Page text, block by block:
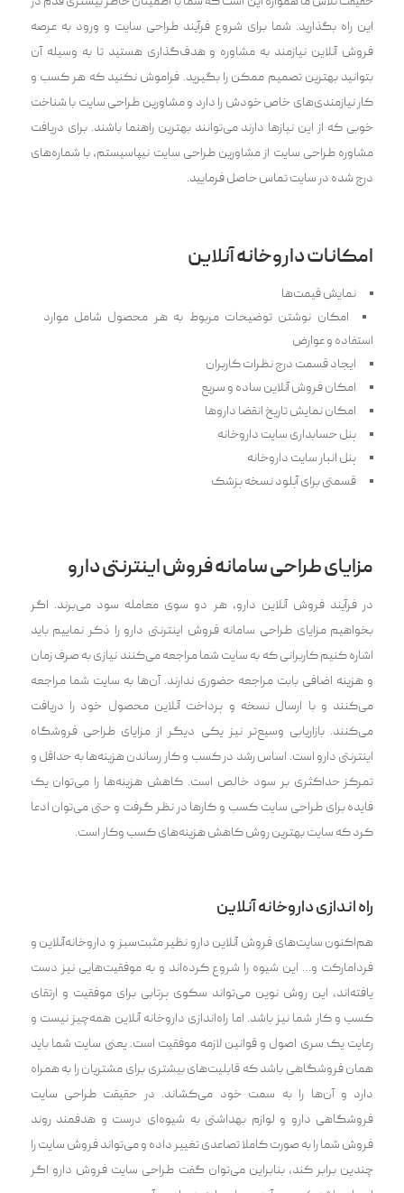
این راه بگذارید. ‌شما برای شروع فرآیند طراحی ‌سایت و ورود به عرصه
فروش آنلاین نیازمند به مشاوره و هدف‌گذاری هستید تا به وسیله آن
بتوانید بهترین تصمیم ممکن را بگیرید. فراموش نکنید که هر کسب و
کار نیازمندی‌های خاص خودش را دارد و مشاورین طراحی سایت با شناخت
خوبی که از این نیاز‌ها دارند می‌توانند بهترین راهنما باشند. برای دریافت
مشاوره طراحی سایت از مشاورین طراحی سایت نیپاسیستم، با شماره‌های
درج شده در سایت تماس حاصل فرمایید.
امکانات داروخانه آنلاین
نمایش قیمت‌ها
امکان نوشتن توضیحات مربوط به هر محصول شامل موارد
استفاده و عوارض
ایجاد قسمت درج نظرات کاربران
امکان فروش آنلاین ساده و سریع
امکان نمایش تاریخ انقضا‌ داروها
پنل حسابداری سایت داروخانه
پنل انبار سایت داروخانه
قسمتی برای آپلود نسخه‌ پزشک
مزایای طراحی سامانه فروش اینترنتی دارو
در فرآیند فروش آنلاین دارو، هر دو سوی معامله سود می‌برند. اگر
بخواهیم مزایای طراحی سامانه فروش اینترنتی دارو را ذکر نماییم باید
اشاره کنیم کاربرانی که به سایت شما مراجعه می‌کنند نیازی به صرف زمان
و هزینه اضافی بابت مراجعه حضوری ندارند. ‌آن‌ها به سایت شما مراجعه
می‌کنند و با ارسال نسخه و پرداخت آنلاین محصول خود را دریافت
می‌کنند. بازاریابی وسیع‌تر نیز ‌یکی دیگر از مزایای طراحی فروشگاه
اینترنتی دارو است. ‌اساس رشد در کسب و کار رساندن هزینه‌ها به حداقل و
تمرکز حداکثری بر سود خالص است. کاهش هزینه‌ها را می‌توان یک
فایده برای طراحی سایت کسب و کارها در نظر گرفت و حتی می‌توان ادعا
کرد که سایت بهترین روش کاهش هزینه‌های کسب وکار است.
راه اندازی داروخانه آنلاین
هم‌اکنون سایت‌های فروش آنلاین دارو نظیر مثبت‌سبز و داروخانه‌آنلاین و
فردامارکت و… این شیوه را شروع کرده‌اند ‌و به موفقیت‌هایی نیز دست
یافته‌اند، ‌این روش نوین می‌تواند سکوی پرتابی برای موفقیت و ارتقای
کسب و کار شما نیز باشد. اما راه‌اندازی داروخانه ‌آنلاین همه‌چیز نیست و
رعایت یک سری اصول و قوانین لازمه موفقیت است. ‌یعنی سایت شما باید
همان فروشگاهی باشد که قابلیت‌های بیشتری برای مشتریان را به همراه
دارد و آن‌ها را به سمت خود می‌کشاند. ‌در حقیقت طراحی سایت
فروشگاهی دارو و لوازم بهداشتی به شیوه‌ای درست و هدفمند روند
فروش شما را به صورت کاملا تصاعدی تغییر داده و می‌تواند فروش سایت را
چندین برابر کند، بنابراین می‌توان گفت طراحی سایت فروش دارو اگر